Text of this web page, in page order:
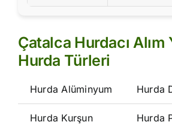
Çatalca Hurdacı Alım
Hurda Türleri
Hurda Alüminyum Hurda
Hurda Kurşun Hurda